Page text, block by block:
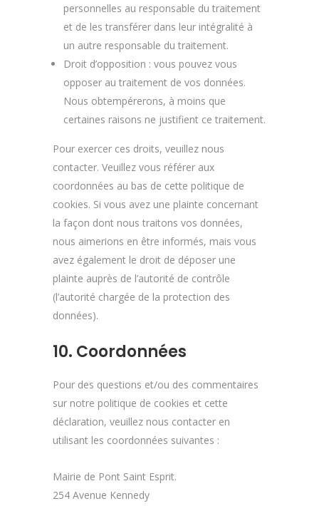
personnelles au responsable du traitement
et de les transférer dans leur intégralité à
un autre responsable du traitement.
Droit d’opposition : vous pouvez vous
opposer au traitement de vos données.
Nous obtempérerons, à moins que
certaines raisons ne justifient ce traitement.
Pour exercer ces droits, veuillez nous
contacter. Veuillez vous référer aux
coordonnées au bas de cette politique de
cookies. Si vous avez une plainte concernant
la façon dont nous traitons vos données,
nous aimerions en être informés, mais vous
avez également le droit de déposer une
plainte auprès de l’autorité de contrôle
(l’autorité chargée de la protection des
données).
10. Coordonnées
Pour des questions et/ou des commentaires
sur notre politique de cookies et cette
déclaration, veuillez nous contacter en
utilisant les coordonnées suivantes :
Mairie de Pont Saint Esprit.
254 Avenue Kennedy